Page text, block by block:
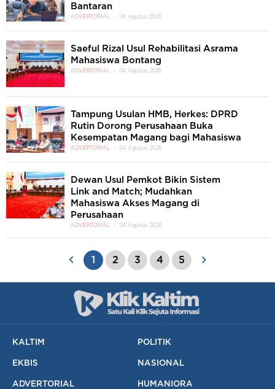
Bantaran
ADVERTORIAL 04 Agustus 2026
Saeful Rizal Usul Rehabilitasi Asrama
Mahasiswa Bontang
ADVERTORIAL 04 Agustus 2026
Tampung Usulan HMB, Herkes: DPRD
Rutin Dorong Perusahaan Buka
Kesempatan Magang bagi Mahasiswa
ADVERTORIAL 04 Agustus 2026
Dewan Usul Pemkot Bikin Sistem
Link and Match; Mudahkan
Mahasiswa Akses Magang di
Perusahaan
ADVERTORIAL 04 Agustus 2026
1 2 3 4 5
KALTIM POLITIK
EKBIS NASIONAL
ADVERTORIAL HUMANIORA